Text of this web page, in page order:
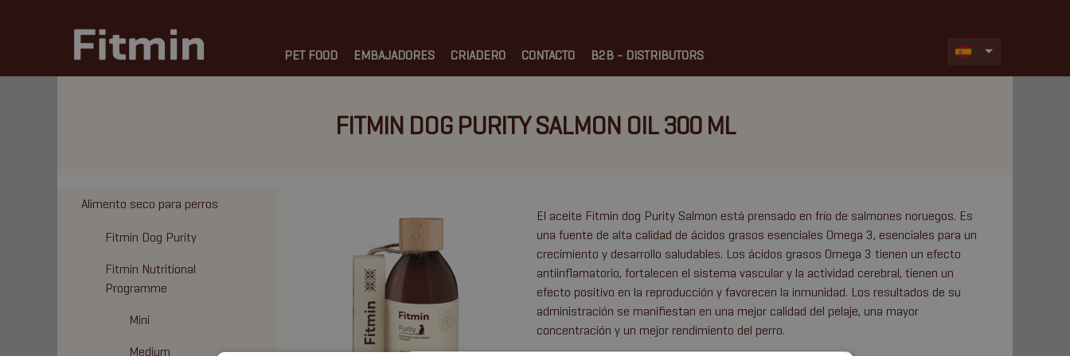
PET FOOD EMBAJADORES CRIADERO CONTACTO B2B - DISTRIBUTORS
FITMIN DOG PURITY SALMON OIL 300 ML
Alimento seco para perros
Fitmin Dog Purity
Fitmin Nutritional
Programme
Mini
Medium
El aceite Fitmin dog Purity Salmon está prensado en frío de salmones noruegos. Es
una fuente de alta calidad de ácidos grasos esenciales Omega 3, esenciales para un
crecimiento y desarrollo saludables. Los ácidos grasos Omega 3 tienen un efecto
antiinflamatorio, fortalecen el sistema vascular y la actividad cerebral, tienen un
efecto positivo en la reproducción y favorecen la inmunidad. Los resultados de su
administración se manifiestan en una mejor calidad del pelaje, una mayor
concentración y un mejor rendimiento del perro.